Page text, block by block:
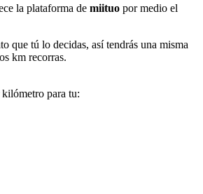
la plataforma de miituo por medio el
que tú lo decidas, así tendrás una misma
km recorras.
para tu: